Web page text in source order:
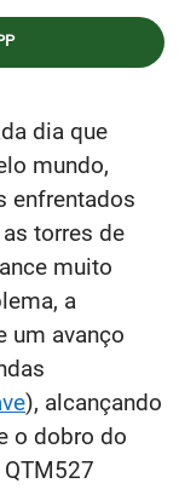
dia que
mundo,
enfrentados
torres de
muito
a
um avanço
), alcançando
o dobro do